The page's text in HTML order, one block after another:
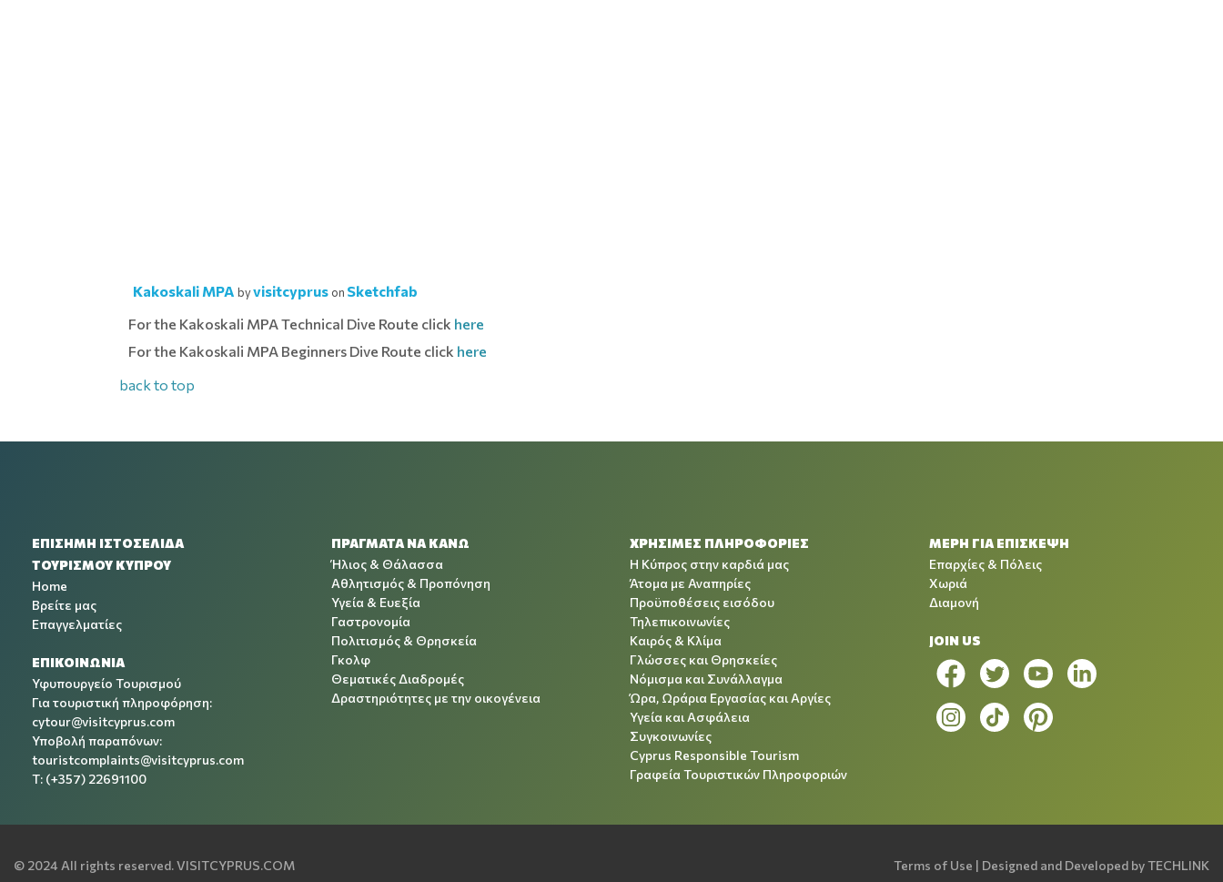
Kakoskali MPAbyvisitcyprus on Sketchfab
For the Kakoskali MPA Technical Dive Route click here
For the Kakoskali MPA Beginners Dive Route click here
back to top
ΕΠΙΣΗΜΗ ΙΣΤΟΣΕΛΙΔΑ
ΤΟΥΡΙΣΜΟΥ ΚΥΠΡΟΥ
Home
Βρείτε μας
Επαγγελματίες
ΕΠΙΚΟΙΝΩΝΙΑ
Υφυπουργείο Τουρισμού
Για τουριστική πληροφόρηση:
cytour@visitcyprus.com
Υποβολή παραπόνων:
touristcomplaints@visitcyprus.com
T: (+357) 22691100
ΠΡΑΓΜΑΤΑ ΝΑ ΚΑΝΩ
Ήλιος & Θάλασσα
Αθλητισμός & Προπόνηση
Υγεία & Ευεξία
Γαστρονομία
Πολιτισμός & Θρησκεία
Γκολφ
Θεματικές Διαδρομές
Δραστηριότητες με την οικογένεια
ΧΡΉΣΙΜΕΣ ΠΛΗΡΟΦΟΡΊΕΣ
Η Κύπρος στην καρδιά μας
Άτομα με Αναπηρίες
Προϋποθέσεις εισόδου
Τηλεπικοινωνίες
Καιρός & Κλίμα
Γλώσσες και Θρησκείες
Νόμισμα και Συνάλλαγμα
Ώρα, Ωράρια Εργασίας και Αργίες
Υγεία και Ασφάλεια
Συγκοινωνίες
Cyprus Responsible Tourism
Γραφεία Τουριστικών Πληροφοριών
ΜΕΡΗ ΓΙΑ ΕΠΙΣΚΕΨΗ
Επαρχίες & Πόλεις
Χωριά
Διαμονή
JOIN US
© 2024 All rights reserved.VISITCYPRUS.COM Terms of Use | Designed and Developed byTECHLINK